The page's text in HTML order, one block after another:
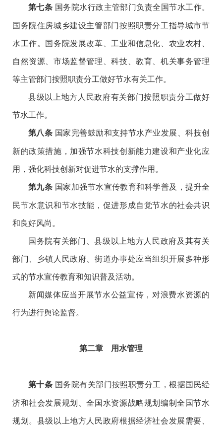
第七条 国务院水行政主管部门负责全国节水工作。
国务院住房城乡建设主管部门按照职责分工指导城市节
水工作。国务院发展改革、工业和信息化、农业农村、
自然资源、市场监督管理、科技、教育、机关事务管理
等主管部门按照职责分工做好节水有关工作。
县级以上地方人民政府有关部门按照职责分工做好
节水工作。
第八条 国家完善鼓励和支持节水产业发展、科技创
新的政策措施，加强节水科技创新能力建设和产业化应
用，强化科技创新对促进节水的支撑作用。
第九条 国家加强节水宣传教育和科学普及，提升全
民节水意识和节水技能，促进形成自觉节水的社会共识
和良好风尚。
国务院有关部门、县级以上地方人民政府及其有关
部门、乡镇人民政府、街道办事处应当组织开展多种形
式的节水宣传教育和知识普及活动。
新闻媒体应当开展节水公益宣传，对浪费水资源的
行为进行舆论监督。
第二章 用水管理
第十条 国务院有关部门按照职责分工，根据国民经
济和社会发展规划、全国水资源战略规划编制全国节水
规划。县级以上地方人民政府根据经济社会发展需要、